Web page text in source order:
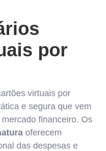
por
virtuais por
e segura que vem
financeiro. Os
oferecem
das despesas e